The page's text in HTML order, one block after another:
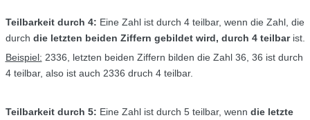
Teilbarkeit durch 4: Eine Zahl ist durch 4 teilbar, wenn die Zahl, die
durch die letzten beiden Ziffern gebildet wird, durch 4 teilbarist.
Beispiel: 2336, letzten beiden Ziffern bilden die Zahl 36, 36 ist durch
4 teilbar, also ist auch 2336 druch 4 teilbar.
Teilbarkeit durch 5: Eine Zahl ist durch 5 teilbar, wenn die letzte